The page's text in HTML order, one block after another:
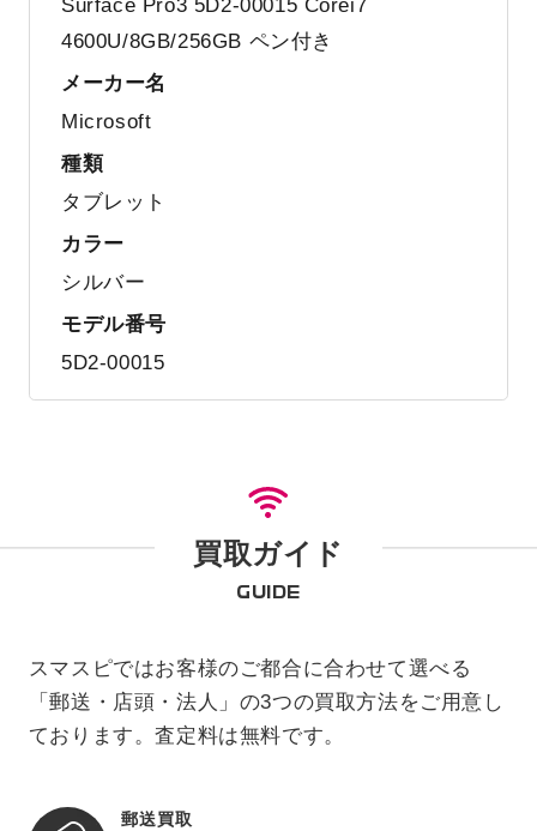
Surface Pro3 5D2-00015 Corei7
4600U/8GB/256GB ペン付き
メーカー名
Microsoft
種類
タブレット
カラー
シルバー
モデル番号
5D2-00015
買取ガイド
GUIDE
スマスピではお客様のご都合に合わせて選べる
「郵送・店頭・法人」の3つの買取方法をご用意し
ております。査定料は無料です。
郵送買取